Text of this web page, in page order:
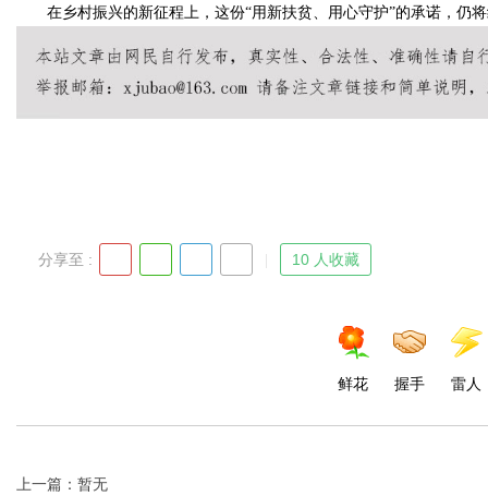
在乡村振兴的新征程上，这份“用新扶贫、用心守护”的承诺，仍
分享至 : 10 人收藏
鲜花 握手 雷人
上一篇：暂无